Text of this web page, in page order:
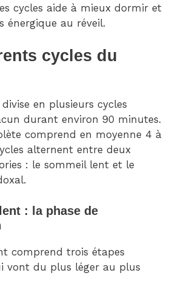
cycles aide à mieux dormir et
énergique au réveil.
cycles du
en plusieurs cycles
durant environ 90 minutes.
comprend en moyenne 4 à
alternent entre deux
: le sommeil lent et le
: la phase de
comprend trois étapes
vont du plus léger au plus